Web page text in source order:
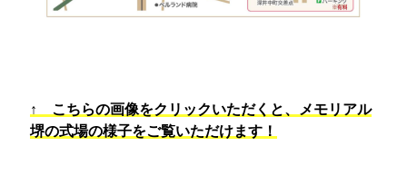
↑ こちらの画像をクリックいただくと、メモリアル
堺の式場の様子をご覧いただけます！